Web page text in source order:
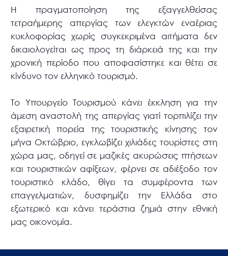
Η πραγματοποίηση της εξαγγελθείσας
τετραήμερης απεργίας των ελεγκτών εναέριας
κυκλοφορίας χωρίς συγκεκριμένα αιτήματα δεν
δικαιολογείται ως προς τη διάρκειά της και την
χρονική περίοδο που αποφασίστηκε και θέτει σε
κίνδυνο τον ελληνικό τουρισμό.
Το Υπουργείο Τουρισμού κάνει έκκληση για την
άμεση αναστολή της απεργίας γιατί τορπιλίζει την
εξαιρετική πορεία της τουριστικής κίνησης τον
μήνα Οκτώβριο, εγκλωβίζει χιλιάδες τουρίστες στη
χώρα μας, οδηγεί σε μαζικές ακυρώσεις πτήσεων
και τουριστικών αφίξεων, φέρνει σε αδιέξοδο τον
τουριστικό κλάδο, θίγει τα συμφέροντα των
επαγγελματιών, δυσφημίζει την Ελλάδα στο
εξωτερικό και κάνει τεράστια ζημιά στην εθνική
μας οικονομία.